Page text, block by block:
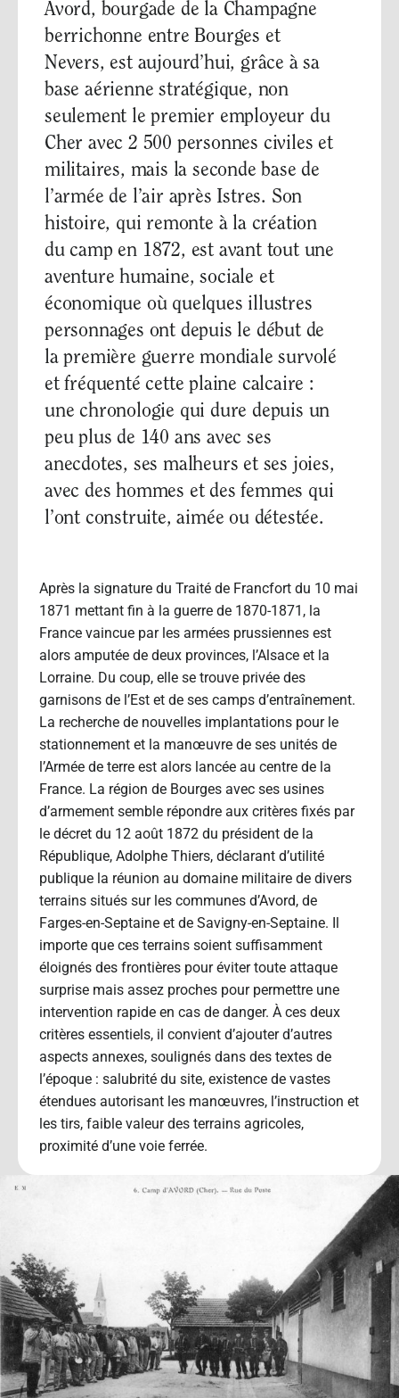
Avord, bourgade de la Champagne
berrichonne entre Bourges et
Nevers, est aujourd’hui, grâce à sa
base aérienne stratégique, non
seulement le premier employeur du
Cher avec 2 500 personnes civiles et
militaires, mais la seconde base de
l’armée de l’air après Istres. Son
histoire, qui remonte à la création
du camp en 1872, est avant tout une
aventure humaine, sociale et
économique où quelques illustres
personnages ont depuis le début de
la première guerre mondiale survolé
et fréquenté cette plaine calcaire :
une chronologie qui dure depuis un
peu plus de 140 ans avec ses
anecdotes, ses malheurs et ses joies,
avec des hommes et des femmes qui
l’ont construite, aimée ou détestée.
Après la signature du Traité de Francfort du 10 mai
1871 mettant fin à la guerre de 1870-1871, la
France vaincue par les armées prussiennes est
alors amputée de deux provinces, l’Alsace et la
Lorraine. Du coup, elle se trouve privée des
garnisons de l’Est et de ses camps d’entraînement.
La recherche de nouvelles implantations pour le
stationnement et la manœuvre de ses unités de
l’Armée de terre est alors lancée au centre de la
France. La région de Bourges avec ses usines
d’armement semble répondre aux critères fixés par
le décret du 12 août 1872 du président de la
République, Adolphe Thiers, déclarant d’utilité
publique la réunion au domaine militaire de divers
terrains situés sur les communes d’Avord, de
Farges-en-Septaine et de Savigny-en-Septaine. Il
importe que ces terrains soient suffisamment
éloignés des frontières pour éviter toute attaque
surprise mais assez proches pour permettre une
intervention rapide en cas de danger. À ces deux
critères essentiels, il convient d’ajouter d’autres
aspects annexes, soulignés dans des textes de
l’époque : salubrité du site, existence de vastes
étendues autorisant les manœuvres, l’instruction et
les tirs, faible valeur des terrains agricoles,
proximité d’une voie ferrée.